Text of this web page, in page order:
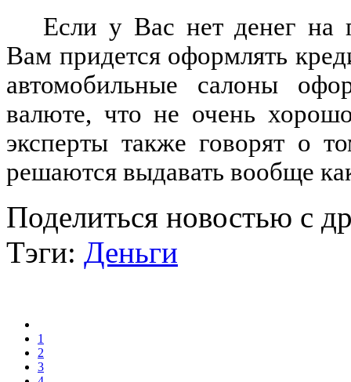
Если у Вас нет денег на
Вам придется оформлять
автомобильные салоны
валюте, что не очень
эксперты также говорят о
решаются выдавать вообще
Поделиться новостью с
Тэги: Деньги
1
2
3